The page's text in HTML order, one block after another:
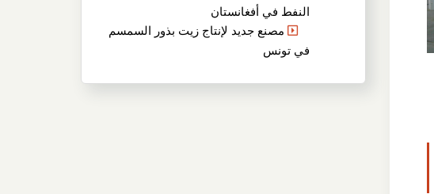
النفط في أفغانستان
مصنع جديد لإنتاج زيت بذور السمسم
في تونس